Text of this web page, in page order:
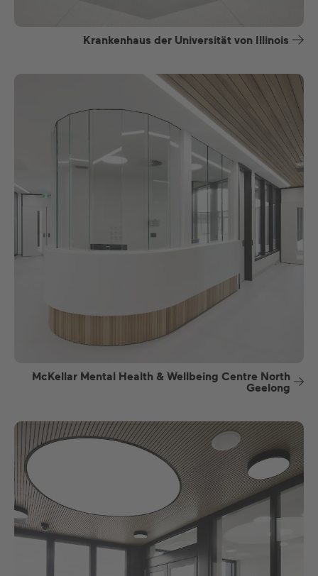
Krankenhaus der Universität von Illinois
McKellar Mental Health & Wellbeing Centre North
Geelong